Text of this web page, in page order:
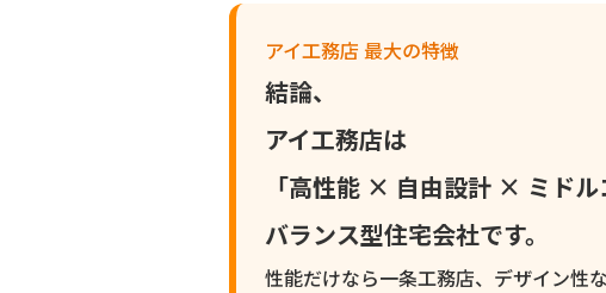
アイ工務店 最大の特徴
結論、
アイ工務店は
「高性能 × 自由設計 × ミドル
バランス型住宅会社です。
性能だけなら一条工務店、デザイン性